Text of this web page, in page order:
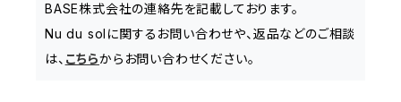
BASE株式会社の連絡先を記載しております。
Nu du solに関するお問い合わせや、返品などのご相談
は、 こちらからお問い合わせください。